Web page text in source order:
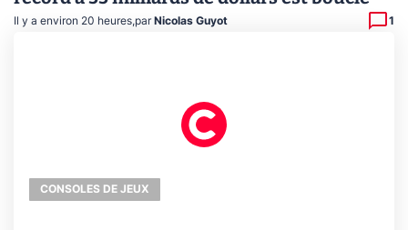
Il y a environ 20 heures,par Nicolas Guyot 1
CONSOLES DE JEUX